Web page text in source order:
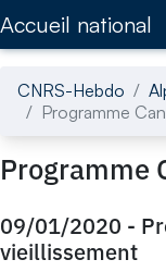
Accueil national
CNRS-Hebdo
Programme
Programme
09/01/2020 -
vieillissement